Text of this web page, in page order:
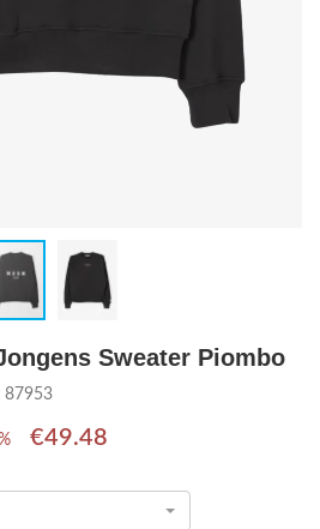
Sweater Piombo
87953
€49.48